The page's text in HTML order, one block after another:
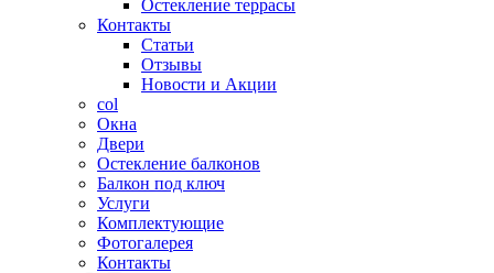
Остекление террасы
Контакты
Статьи
Отзывы
Новости и Акции
col
Окна
Двери
Остекление балконов
Балкон под ключ
Услуги
Комплектующие
Фотогалерея
Контакты